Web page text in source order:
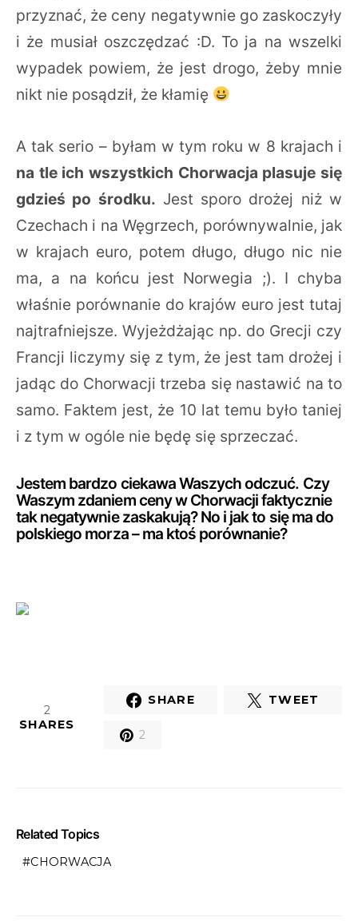
przyznać, że ceny negatywnie go zaskoczyły
i że musiał oszczędzać :D. To ja na wszelki
wypadek powiem, że jest drogo, żeby mnie
nikt nie posądził, że kłamię
A tak serio – byłam w tym roku w 8 krajach i
na tle ich wszystkich Chorwacja plasuje się
gdzieś po środku. Jest sporo drożej niż w
Czechach i na Węgrzech, porównywalnie, jak
w krajach euro, potem długo, długo nic nie
ma, a na końcu jest Norwegia ;). I chyba
właśnie porównanie do krajów euro jest tutaj
najtrafniejsze. Wyjeżdżając np. do Grecji czy
Francji liczymy się z tym, że jest tam drożej i
jadąc do Chorwacji trzeba się nastawić na to
samo. Faktem jest, że 10 lat temu było taniej
i z tym w ogóle nie będę się sprzeczać.
Jestem bardzo ciekawa Waszych odczuć. Czy
Waszym zdaniem ceny w Chorwacji faktycznie
tak negatywnie zaskakują? No i jak to się ma do
polskiego morza – ma ktoś porównanie?
2
SHARES
SHARE TWEET
2
Related Topics
CHORWACJA